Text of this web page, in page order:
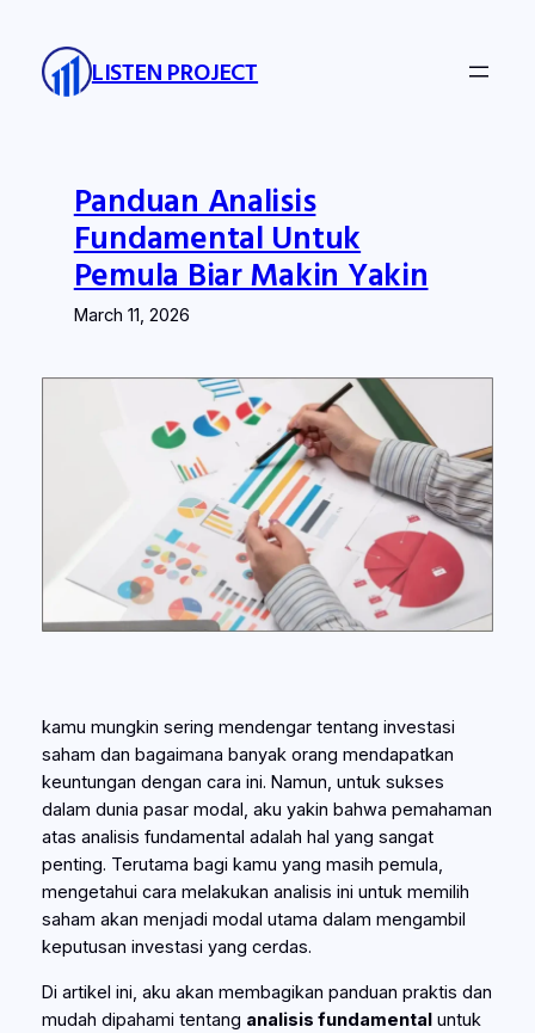
content
LISTEN PROJECT
Panduan Analisis
Fundamental Untuk
Pemula Biar Makin Yakin
March 11, 2026
kamu mungkin sering mendengar tentang investasi
saham dan bagaimana banyak orang mendapatkan
keuntungan dengan cara ini. Namun, untuk sukses
dalam dunia pasar modal, aku yakin bahwa pemahaman
atas analisis fundamental adalah hal yang sangat
penting. Terutama bagi kamu yang masih pemula,
mengetahui cara melakukan analisis ini untuk memilih
saham akan menjadi modal utama dalam mengambil
keputusan investasi yang cerdas.
Di artikel ini, aku akan membagikan panduan praktis dan
mudah dipahami tentang analisis fundamentaluntuk